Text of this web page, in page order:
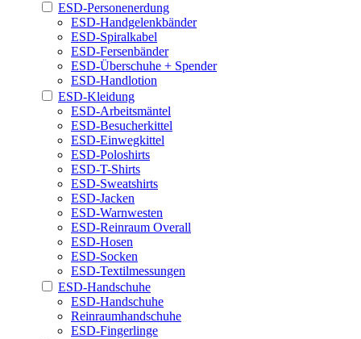
ESD-Personenerdung
ESD-Handgelenkbänder
ESD-Spiralkabel
ESD-Fersenbänder
ESD-Überschuhe + Spender
ESD-Handlotion
ESD-Kleidung
ESD-Arbeitsmäntel
ESD-Besucherkittel
ESD-Einwegkittel
ESD-Poloshirts
ESD-T-Shirts
ESD-Sweatshirts
ESD-Jacken
ESD-Warnwesten
ESD-Reinraum Overall
ESD-Hosen
ESD-Socken
ESD-Textilmessungen
ESD-Handschuhe
ESD-Handschuhe
Reinraumhandschuhe
ESD-Fingerlinge